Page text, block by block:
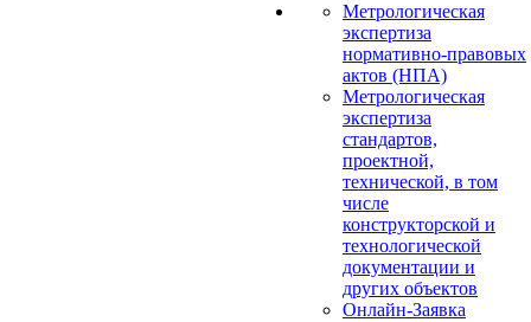
Метрологическая
экспертиза
нормативно-правовых
актов (НПА)
Метрологическая
экспертиза
стандартов,
проектной,
технической, в том
числе
конструкторской и
технологической
документации и
других объектов
Онлайн-Заявка